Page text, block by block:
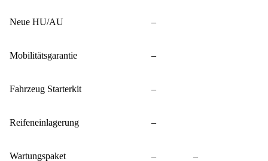
Neue HU/AU –
Mobilitätsgarantie –
Fahrzeug Starterkit –
Reifeneinlagerung –
Wartungspaket – –